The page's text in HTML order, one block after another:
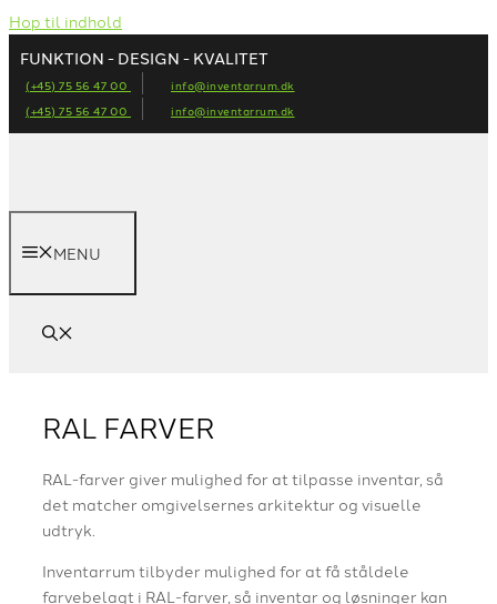
Hop til indhold
FUNKTION - DESIGN - KVALITET
(+45) 75 56 47 00
info@inventarrum.dk
(+45) 75 56 47 00
info@inventarrum.dk
MENU
RAL FARVER
RAL-farver giver mulighed for at tilpasse inventar, så
det matcher omgivelsernes arkitektur og visuelle
udtryk.
Inventarrum tilbyder mulighed for at få ståldele
farvebelagt i RAL-farver, så inventar og løsninger kan